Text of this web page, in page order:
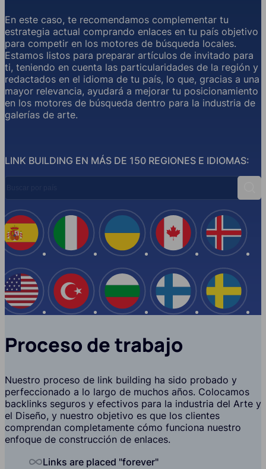
LINK BUILDING EN MÁS DE 150 REGIONES E IDIOMAS:
En este caso, te recomendamos complementar tu
estrategia actual comprando enlaces en tu país objetivo
para competir en los motores de búsqueda locales.
Estamos listos para preparar artículos de invitado para
ti, teniendo en cuenta las particularidades de la región y
redactados en el idioma de tu país, lo que, gracias a una
mayor relevancia, ayudará a mejorar tu posicionamiento
en los motores de búsqueda dentro para la industria de
galerías de arte.
España
EE.UU
Italia
Turquía
Ucrania
Bulgaria
Canadá
Finlandia Suecia
Proceso de trabajo
Nuestro proceso de link building ha sido probado y
perfeccionado a lo largo de muchos años. Colocamos
backlinks seguros y efectivos para la industria del Arte y
el Diseño, y nuestro objetivo es que los clientes
comprendan completamente cómo funciona nuestro
enfoque de construcción de enlaces.
Links are placed "forever"